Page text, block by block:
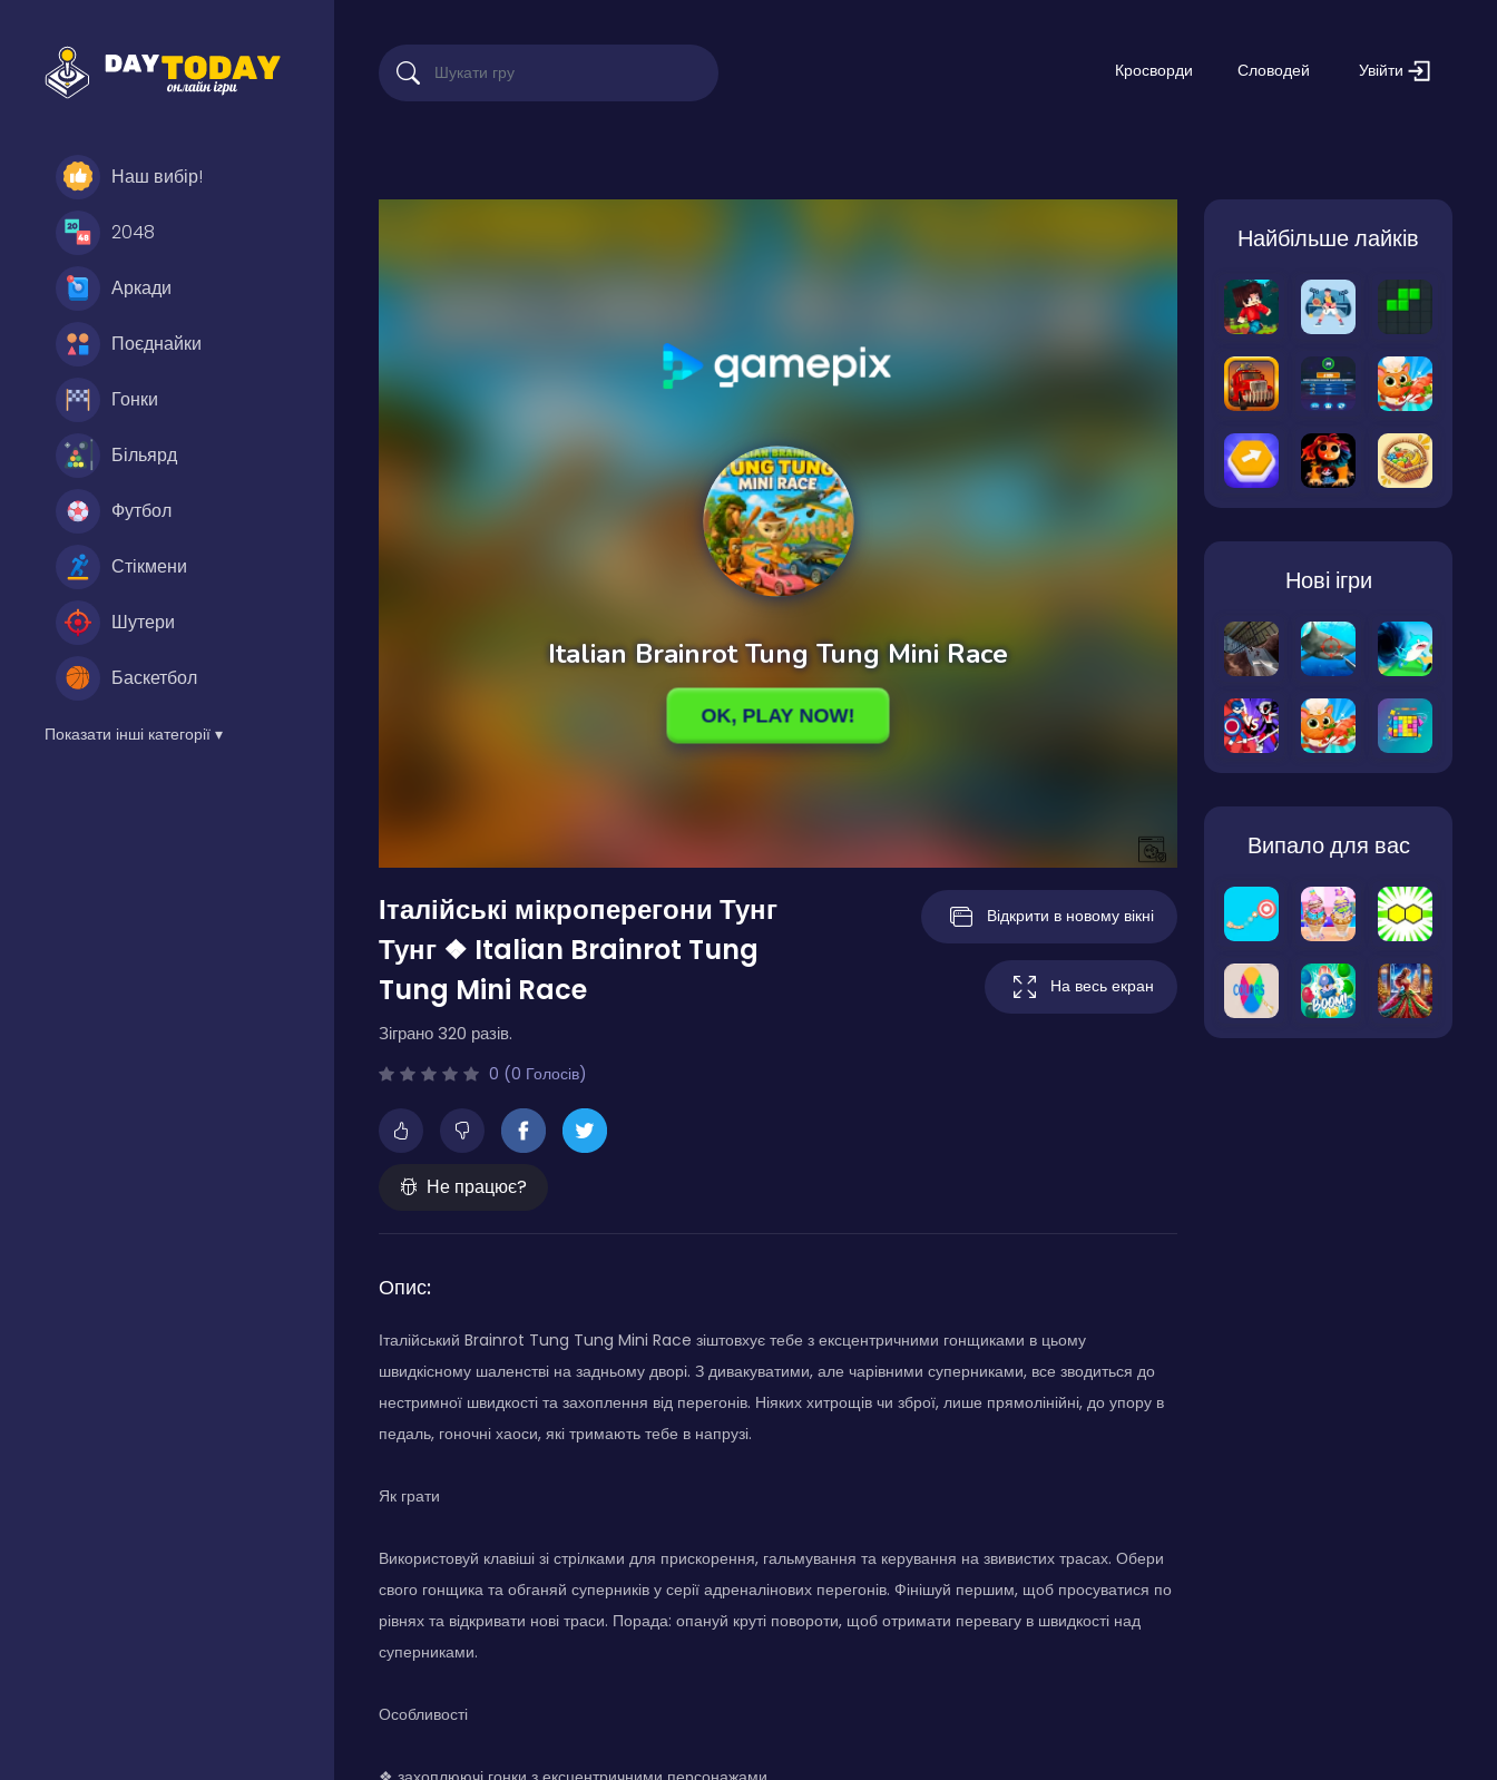
Наш вибір!
2048
Аркади
Поєднайки
Гонки
Більярд
Футбол
Стікмени
Шутери
Баскетбол
Показати інші категорії ▾
Кросворди Словодей Увійти
Італійські мікроперегони Тунг
Тунг ❖ Italian Brainrot Tung
Tung Mini Race
Зіграно 320 разів.
0 (0 Голосів)
Не працює?
Відкрити в новому вікні
На весь екран
Опис:
Італійський Brainrot Tung Tung Mini Race зіштовхує тебе з ексцентричними гонщиками в цьому
швидкісному шаленстві на задньому дворі. З дивакуватими, але чарівними суперниками, все зводиться до
нестримної швидкості та захоплення від перегонів. Ніяких хитрощів чи зброї, лише прямолінійні, до упору в
педаль, гоночні хаоси, які тримають тебе в напрузі.
Як грати
Використовуй клавіші зі стрілками для прискорення, гальмування та керування на звивистих трасах. Обери
свого гонщика та обганяй суперників у серії адреналінових перегонів. Фінішуй першим, щоб просуватися по
рівнях та відкривати нові траси. Порада: опануй круті повороти, щоб отримати перевагу в швидкості над
суперниками.
Особливості
Найбільше лайків
Нові ігри
Випало для вас